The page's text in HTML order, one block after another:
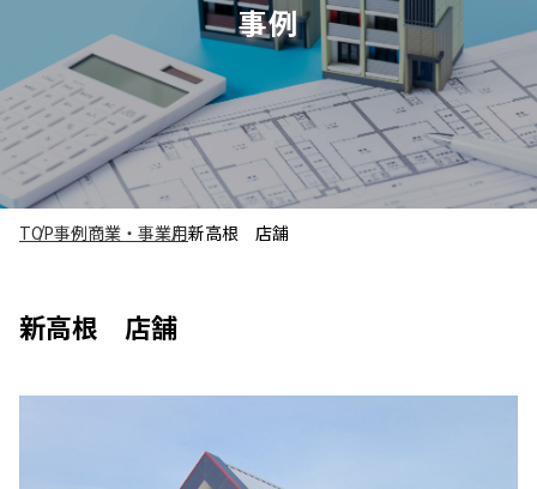
事例
TOP事例商業・事業用新高根 店舗
新高根 店舗